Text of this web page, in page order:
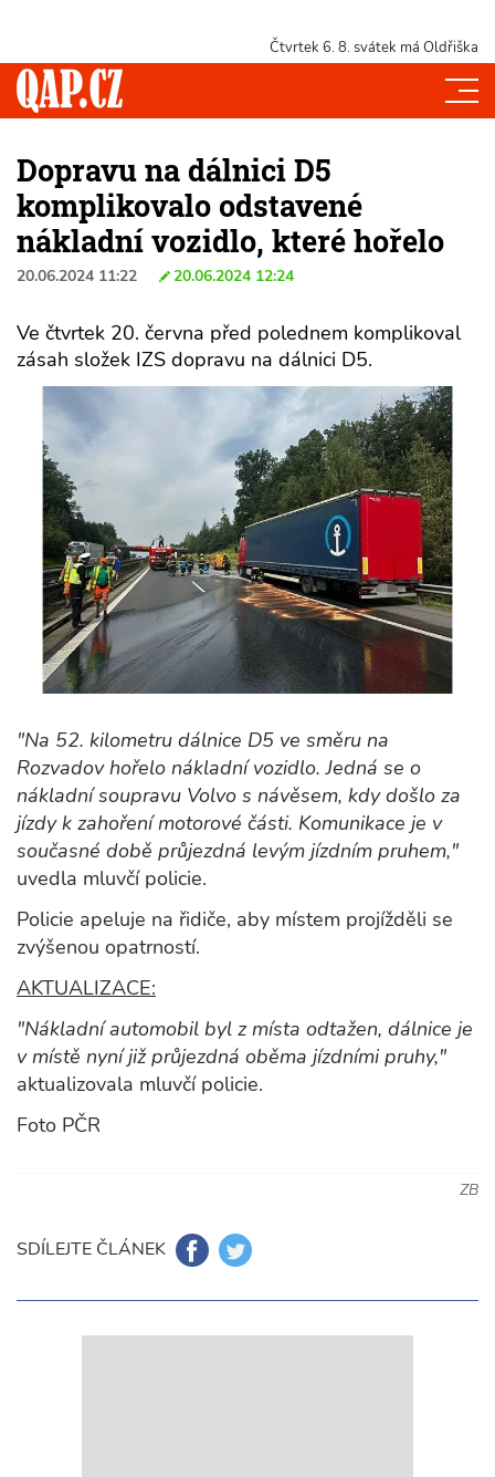
Čtvrtek 6. 8. svátek má Oldřiška
Dopravu na dálnici D5
komplikovalo odstavené
nákladní vozidlo, které hořelo
20.06.2024 11:22 20.06.2024 12:24
Ve čtvrtek 20. června před polednem komplikoval
zásah složek IZS dopravu na dálnici D5.
"Na 52. kilometru dálnice D5 ve směru na
Rozvadov hořelo nákladní vozidlo. Jedná se o
nákladní soupravu Volvo s návěsem, kdy došlo za
jízdy k zahoření motorové části. Komunikace je v
současné době průjezdná levým jízdním pruhem,"
uvedla mluvčí policie.
Policie apeluje na řidiče, aby místem projížděli se
zvýšenou opatrností.
AKTUALIZACE:
"Nákladní automobil byl z místa odtažen, dálnice je
v místě nyní již průjezdná oběma jízdními pruhy,"
aktualizovala mluvčí policie.
Foto PČR
ZB
SDÍLEJTE ČLÁNEK